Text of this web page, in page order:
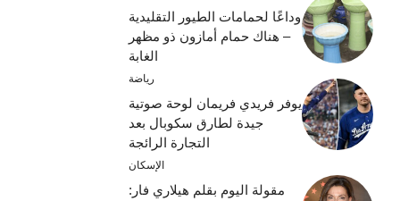
وداعًا لحمامات الطيور التقليدية
– هناك حمام أمازون ذو مظهر
الغابة
رياضة
يوفر فريدي فريمان لوحة صوتية
جيدة لطارق سكوبال بعد
التجارة الرائجة
الإسكان
مقولة اليوم بقلم هيلاري فار: